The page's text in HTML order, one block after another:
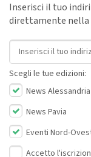
Inserisci il tuo
direttamente nella
Indirizzo email
Scegli le tue edizioni:
News Alessandria
News Pavia
Eventi Nord-
Accetto